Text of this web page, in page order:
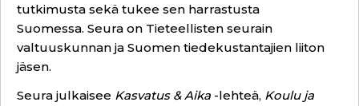
tutkimusta sekä tukee sen harrastusta
Suomessa. Seura on Tieteellisten seurain
valtuuskunnan ja Suomen tiedekustantajien liiton
jäsen.
Seura julkaisee Kasvatus & Aika -lehteä, Koulu ja